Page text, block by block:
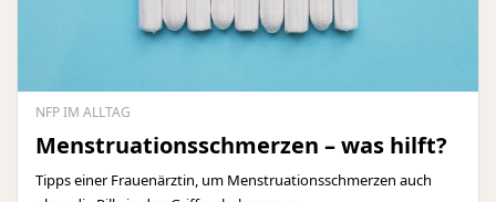
NFP IM ALLTAG
Menstruationsschmerzen – was hilft?
Tipps einer Frauenärztin, um Menstruationsschmerzen auch